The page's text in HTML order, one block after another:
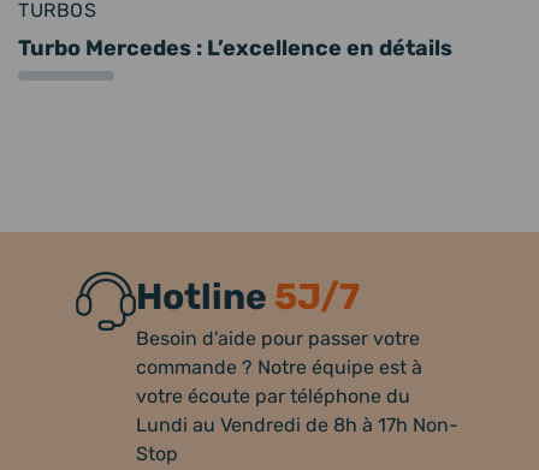
TURBOS
Turbo Mercedes : L’excellence en détails
Hotline 5J/7
Besoin d'aide pour passer votre
commande ? Notre équipe est à
votre écoute par téléphone du
Lundi au Vendredi de 8h à 17h Non-
Stop